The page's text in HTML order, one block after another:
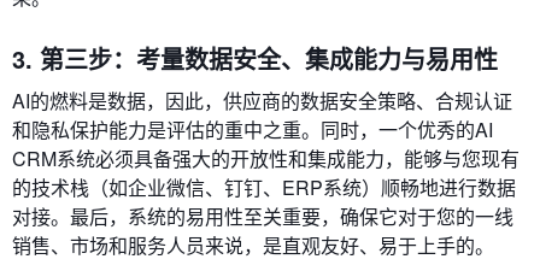
3. 第三步：考量数据安全、集成能力与易用性
AI的燃料是数据，因此，供应商的数据安全策略、合规认证
和隐私保护能力是评估的重中之重。同时，一个优秀的AI
CRM系统必须具备强大的开放性和集成能力，能够与您现有
的技术栈（如企业微信、钉钉、ERP系统）顺畅地进行数据
对接。最后，系统的易用性至关重要，确保它对于您的一线
销售、市场和服务人员来说，是直观友好、易于上手的。